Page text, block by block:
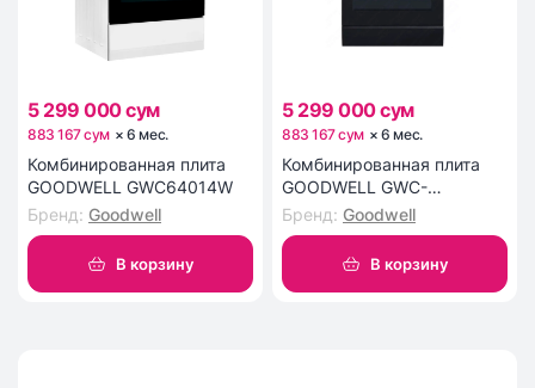
5 299 000 сум
883 167 сум ×6 мес.
Комбинированная плита
GOODWELL GWС64014W
Бренд: Goodwell
В корзину
5 299 000 сум
883 167 сум ×6 мес.
Комбинированная плита
GOODWELL GWC-
64014BL4
Бренд: Goodwell
В корзину